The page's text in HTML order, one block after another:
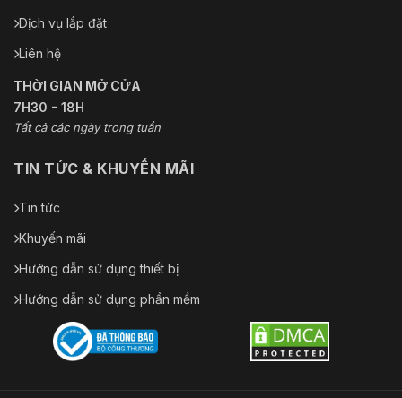
Dịch vụ lắp đặt
Liên hệ
THỜI GIAN MỞ CỬA
7H30 - 18H
Tất cả các ngày trong tuần
TIN TỨC & KHUYẾN MÃI
Tin tức
Khuyến mãi
Hướng dẫn sử dụng thiết bị
Hướng dẫn sử dụng phần mềm